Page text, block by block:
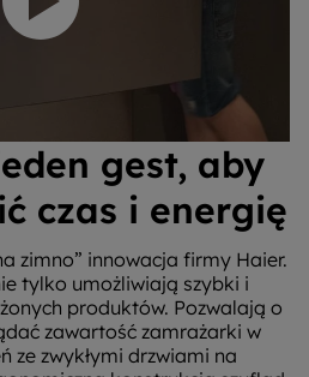
gest, aby
czas i energię
zimno” innowacja firmy Haier.
tylko umożliwiają szybki i
produktów. Pozwalają o
zawartość zamrażarki w
ze zwykłymi drzwiami na